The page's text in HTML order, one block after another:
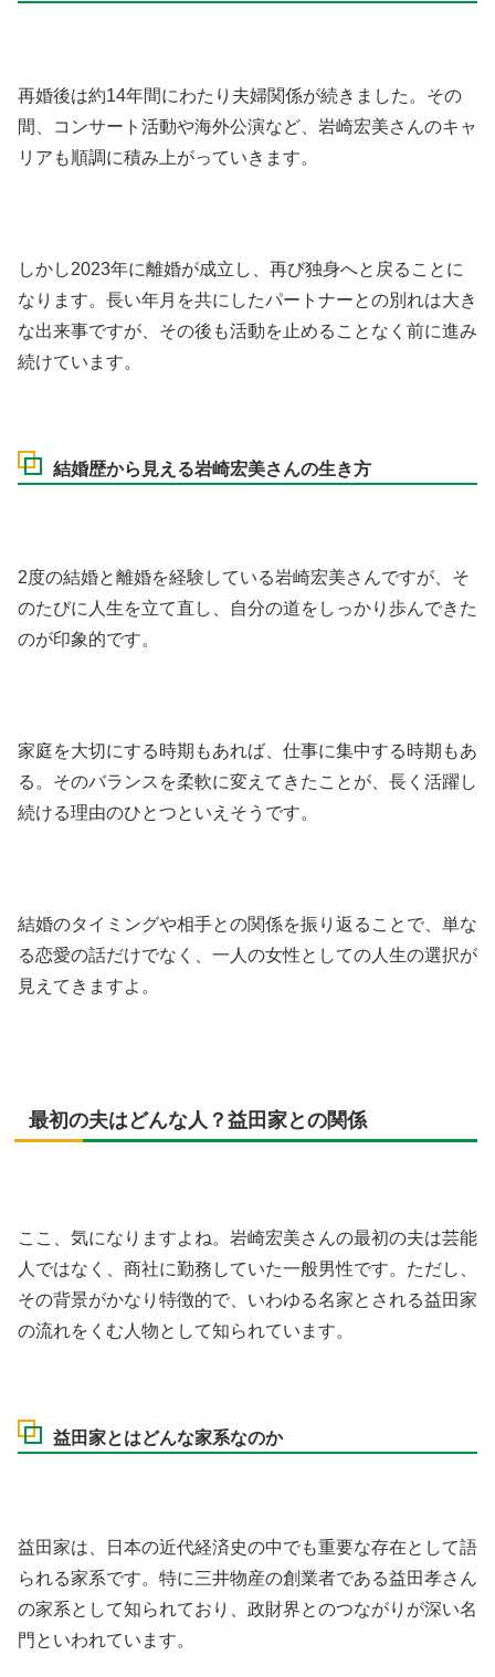
再婚後は約14年間にわたり夫婦関係が続きました。その
間、コンサート活動や海外公演など、岩崎宏美さんのキャ
リアも順調に積み上がっていきます。
しかし2023年に離婚が成立し、再び独身へと戻ることに
なります。長い年月を共にしたパートナーとの別れは大き
な出来事ですが、その後も活動を止めることなく前に進み
続けています。
結婚歴から見える岩崎宏美さんの生き方
2度の結婚と離婚を経験している岩崎宏美さんですが、そ
のたびに人生を立て直し、自分の道をしっかり歩んできた
のが印象的です。
家庭を大切にする時期もあれば、仕事に集中する時期もあ
る。そのバランスを柔軟に変えてきたことが、長く活躍し
続ける理由のひとつといえそうです。
結婚のタイミングや相手との関係を振り返ることで、単な
る恋愛の話だけでなく、一人の女性としての人生の選択が
見えてきますよ。
最初の夫はどんな人？益田家との関係
ここ、気になりますよね。岩崎宏美さんの最初の夫は芸能
人ではなく、商社に勤務していた一般男性です。ただし、
その背景がかなり特徴的で、いわゆる名家とされる益田家
の流れをくむ人物として知られています。
益田家とはどんな家系なのか
益田家は、日本の近代経済史の中でも重要な存在として語
られる家系です。特に三井物産の創業者である益田孝さん
の家系として知られており、政財界とのつながりが深い名
門といわれています。